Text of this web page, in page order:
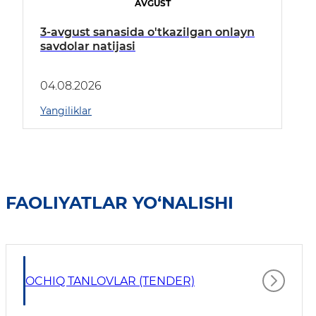
AVGUST
3-avgust sanasida o'tkazilgan onlayn
savdolar natijasi
04.08.2026
Yangiliklar
FAOLIYATLAR YO‘NALISHI
OCHIQ TANLOVLAR (TENDER)